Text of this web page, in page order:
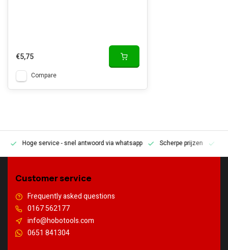
€5,75
Compare
Hoge service- snel antwoord via whatsapp Scherpe prijzen
Customer service
Frequently asked questions
0167 562177
info@hobotools.com
0651 841304